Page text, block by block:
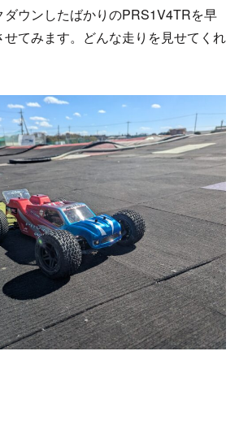
ウンしたばかりのPRS1V4TRを早
てみます。どんな走りを見せてくれ